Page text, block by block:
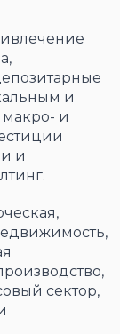
и
и
и
сектор,